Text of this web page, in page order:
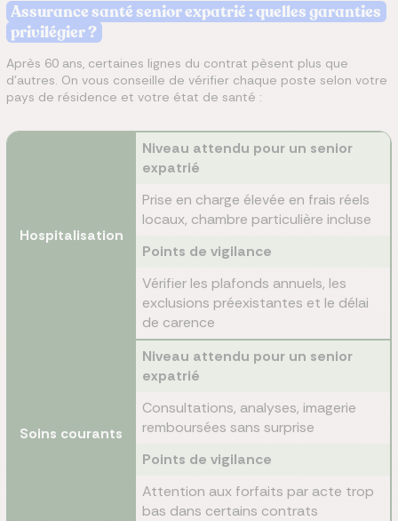
Assurance santé senior expatrié : quelles garanties
privilégier ?
Après 60 ans, certaines lignes du contrat pèsent plus que
d'autres. On vous conseille de vérifier chaque poste selon votre
pays de résidence et votre état de santé :
Hospitalisation
Niveau attendu pour un senior
expatrié
Prise en charge élevée en frais réels
locaux, chambre particulière incluse
Points de vigilance
Vérifier les plafonds annuels, les
exclusions préexistantes et le délai
de carence
Soins courants
Niveau attendu pour un senior
expatrié
Consultations, analyses, imagerie
remboursées sans surprise
Points de vigilance
Attention aux forfaits par acte trop
bas dans certains contrats